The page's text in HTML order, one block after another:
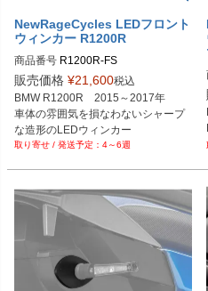
NewRageCycles LEDフロント
ウィンカー R1200R
商品番号 R1200R-FS
Biker's型番：578941
販売価格 ¥21,600税込
BMW R1200R　2015～2017年
車体の雰囲気を損なわないシャープ
な造形のLEDウィンカー
4～6週